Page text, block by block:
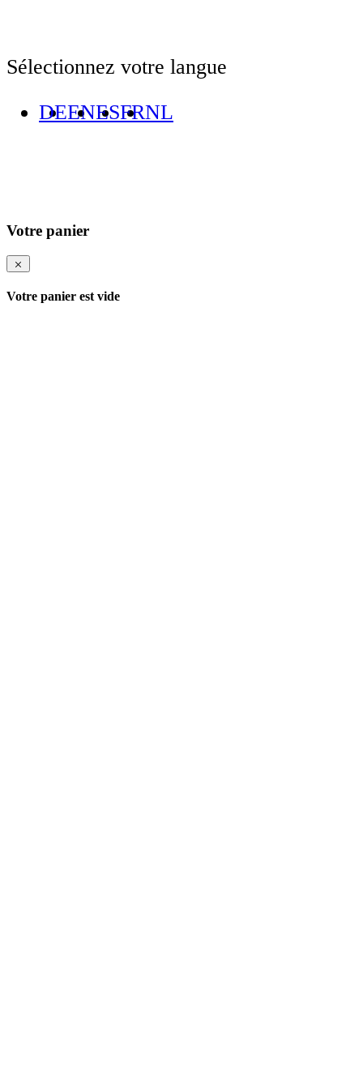
Sélectionnez votre langue
DEENESFRNL
Votre panier
Votre panier est vide